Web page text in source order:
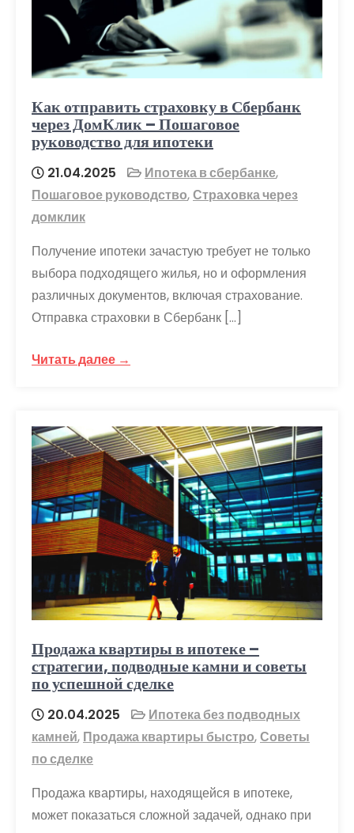
Как отправить страховку в Сбербанк
через ДомКлик – Пошаговое
руководство для ипотеки
21.04.2025 Ипотека в сбербанке,
Пошаговое руководство,Страховка через
домклик
Получение ипотеки зачастую требует не только
выбора подходящего жилья, но и оформления
различных документов, включая страхование.
Отправка страховки в Сбербанк […]
Читать далее →
Продажа квартиры в ипотеке –
стратегии, подводные камни и советы
по успешной сделке
20.04.2025
Ипотека без подводных
камней, Продажа квартиры быстро,Советы
по сделке
Продажа квартиры, находящейся в ипотеке,
может показаться сложной задачей, однако при